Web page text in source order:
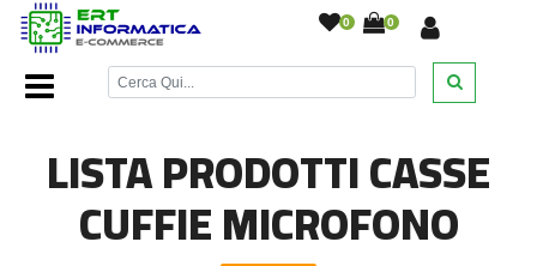
0 0
Home Page/Casse Cuffie Microfono/
LISTA PRODOTTI CASSE
CUFFIE MICROFONO